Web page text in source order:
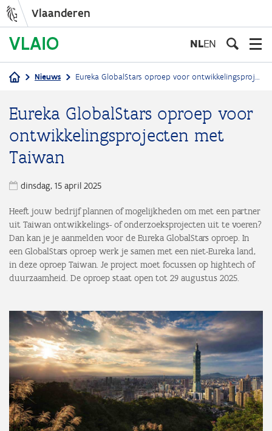
inhoud
Vlaanderen
NLEN
Nieuws Eureka GlobalStars oproep voor ontwikkelingsprojecten met Taiwan
Eureka GlobalStars oproep voor
ontwikkelingsprojecten met
Taiwan
dinsdag, 15 april 2025
Heeft jouw bedrijf plannen of mogelijkheden om met een partner
uit Taiwan ontwikkelings- of onderzoeksprojecten uit te voeren?
Dan kan je je aanmelden voor de Eureka GlobalStars oproep. In
een GlobalStars oproep werk je samen met een niet-Eureka land,
in deze oproep Taiwan. Je project moet focussen op hightech of
duurzaamheid. De oproep staat open tot 29 augustus 2025.